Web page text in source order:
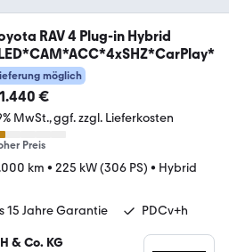
RAV 4 Plug-in Hybrid
möglich
€
MwSt. ggf. zzgl. Lieferkosten
Preis
km • 225 kW (306 PS) • Hybrid
15 Jahre Garantie PDCv+h
& Co. KG